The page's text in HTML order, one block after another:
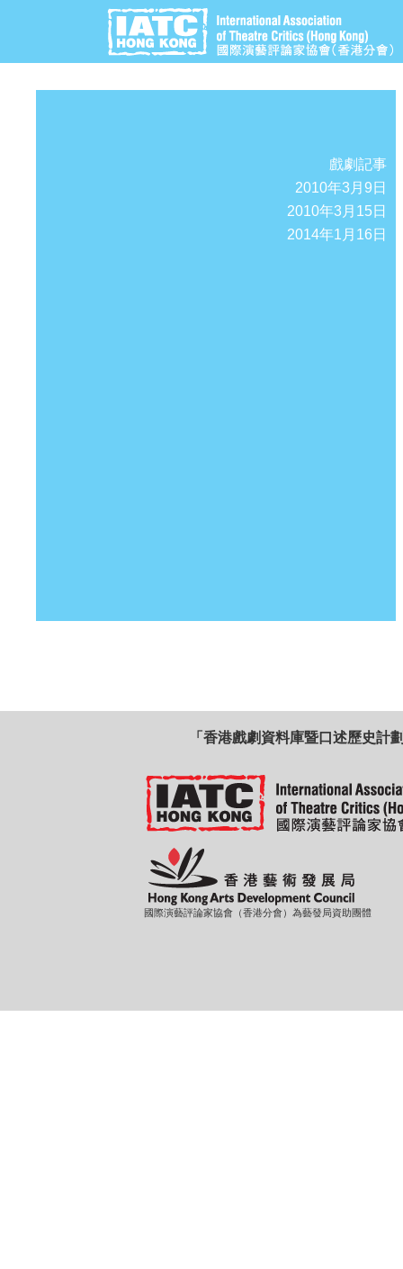
戲劇記事
2010年3月9日
2010年3月15日
2014年1月16日
「香港戲劇資料庫暨口述歷史計
國際演藝評論家協會（香港分會）為藝發局資助團體